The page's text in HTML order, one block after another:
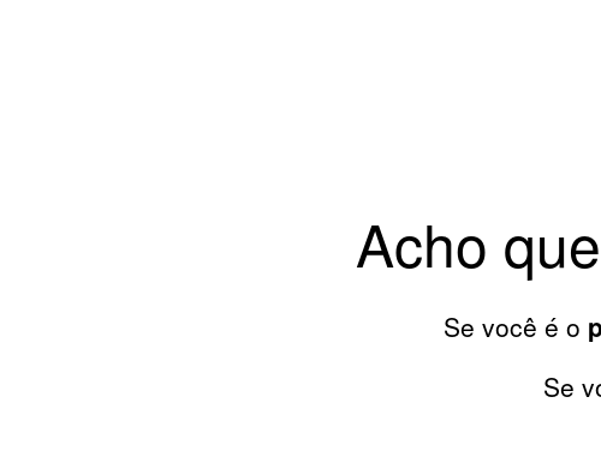
Acho
Se você é o
Se